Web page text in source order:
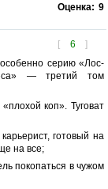
Оценка: 9
[ 6 ]
серию «Лос-
— третий том
коп». Туговат
готовый на
на все;
покопаться в чужом